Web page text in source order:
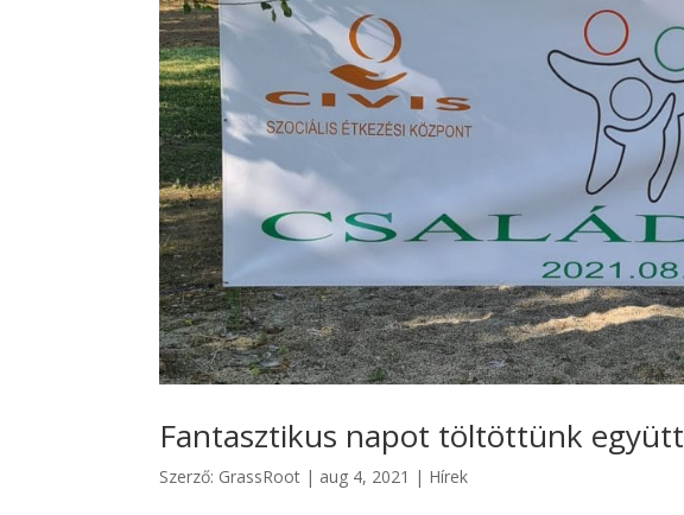
Fantasztikus napot töltöttünk együtt
Szerző: GrassRoot | aug 4, 2021 | Hírek